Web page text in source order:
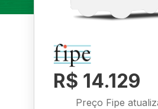
R$ 14.129
Preço Fipe